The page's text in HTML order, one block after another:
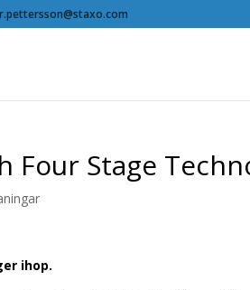
Four Stage
ihop.